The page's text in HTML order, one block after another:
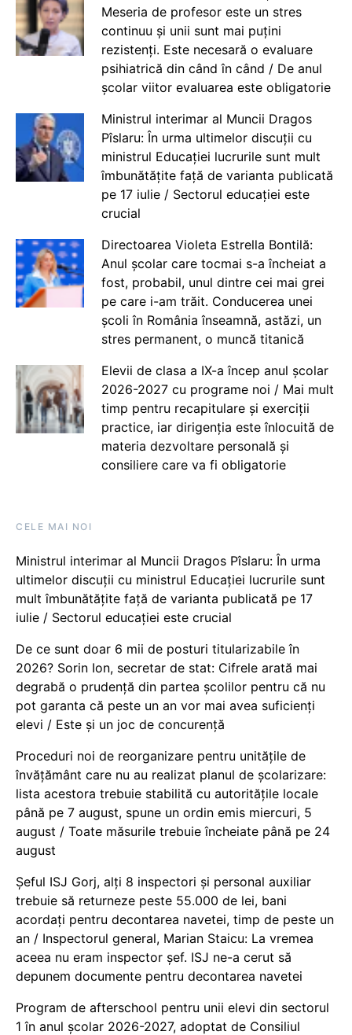
Meseria de profesor este un stres
continuu și unii sunt mai puțini
rezistenți. Este necesară o evaluare
psihiatrică din când în când / De anul
școlar viitor evaluarea este obligatorie
Ministrul interimar al Muncii Dragos
Pîslaru: În urma ultimelor discuții cu
ministrul Educației lucrurile sunt mult
îmbunătățite față de varianta publicată
pe 17 iulie / Sectorul educației este
crucial
Directoarea Violeta Estrella Bontilă:
Anul școlar care tocmai s-a încheiat a
fost, probabil, unul dintre cei mai grei
pe care i-am trăit. Conducerea unei
școli în România înseamnă, astăzi, un
stres permanent, o muncă titanică
Elevii de clasa a IX-a încep anul școlar
2026-2027 cu programe noi / Mai mult
timp pentru recapitulare și exerciții
practice, iar dirigenția este înlocuită de
materia dezvoltare personală și
consiliere care va fi obligatorie
CELE MAI NOI
Ministrul interimar al Muncii Dragos Pîslaru: În urma
ultimelor discuții cu ministrul Educației lucrurile sunt
mult îmbunătățite față de varianta publicată pe 17
iulie / Sectorul educației este crucial
De ce sunt doar 6 mii de posturi titularizabile în
2026? Sorin Ion, secretar de stat: Cifrele arată mai
degrabă o prudență din partea școlilor pentru că nu
pot garanta că peste un an vor mai avea suficienți
elevi / Este și un joc de concurență
Proceduri noi de reorganizare pentru unitățile de
învățământ care nu au realizat planul de școlarizare:
lista acestora trebuie stabilită cu autoritățile locale
până pe 7 august, spune un ordin emis miercuri, 5
august / Toate măsurile trebuie încheiate până pe 24
august
Șeful ISJ Gorj, alți 8 inspectori și personal auxiliar
trebuie să returneze peste 55.000 de lei, bani
acordați pentru decontarea navetei, timp de peste un
an / Inspectorul general, Marian Staicu: La vremea
aceea nu eram inspector șef. ISJ ne-a cerut să
depunem documente pentru decontarea navetei
Program de afterschool pentru unii elevi din sectorul
1 în anul școlar 2026-2027, adoptat de Consiliul